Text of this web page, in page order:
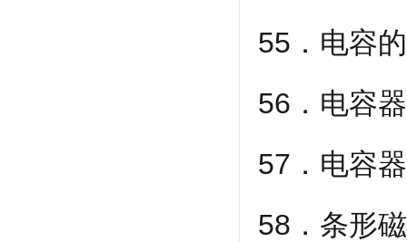
55．电容
56．电容
57．电容
58．条形